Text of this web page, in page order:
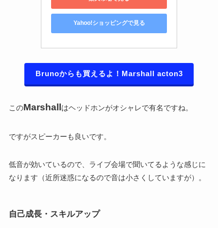
Yahoo!ショッピングで見る
Brunoからも買えるよ！Marshall acton3
このMarshall はヘッドホンがオシャレで有名ですね。
ですがスピーカーも良いです。
低音が効いているので、ライブ会場で聞いてるような感じに
なります（近所迷惑になるので音は小さくしていますが）。
自己成長・スキルアップ